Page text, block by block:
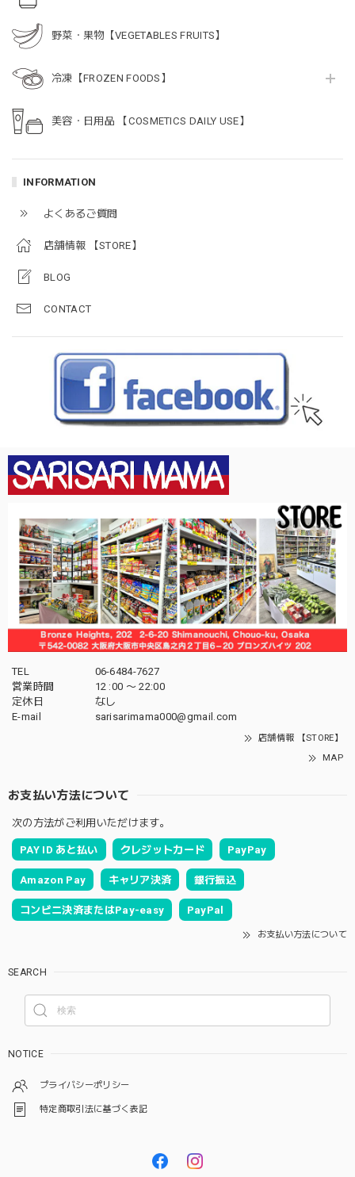
野菜・果物【VEGETABLES FRUITS】
冷凍【FROZEN FOODS】
美容・日用品 【COSMETICS DAILY USE】
INFORMATION
よくあるご質問
店舗情報 【STORE】
BLOG
CONTACT
TEL
06-6484-7627
営業時間
12 :00 〜 22:00
定休日
なし
E-mail
sarisarimama000@gmail.com
店舗情報 【STORE】
MAP
お支払い方法について
次の方法がご利用いただけます。
PAY ID あと払い クレジットカード PayPay
Amazon Pay キャリア決済 銀行振込
コンビニ決済またはPay-easy PayPal
お支払い方法について
SEARCH
NOTICE
プライバシーポリシー
特定商取引法に基づく表記